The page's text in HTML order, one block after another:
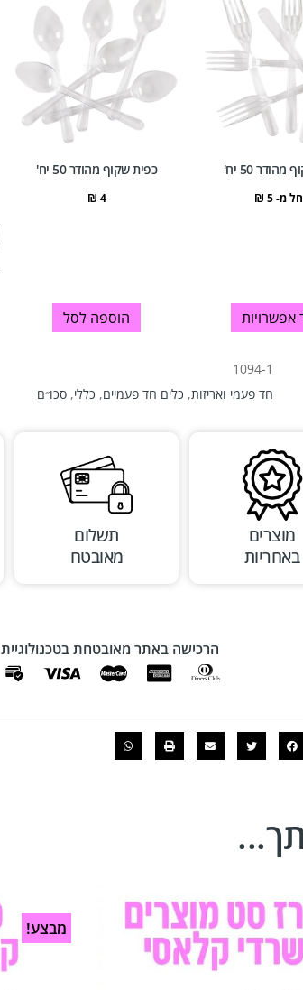
50 יח'
מ-5
₪
אפשרויות
כפית שקוף מהודר 50 יח'
4
₪
הוספה לסל
1094-1
חד פעמי ואריזות, כלים חד פעמיים, כללי, סכו״ם
מוצרים
באחריות
תשלום
מאובטח
הרכישה באתר מאובטחת בטכנולוגיית PCI
מבצע!